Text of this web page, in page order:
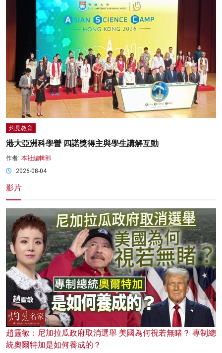
灼見教育
港大亞洲科學營 四諾獎得主與學生講解互動
作者: 本社編輯部
2026-08-04
影片
趙靈敏：尼加拉瓜政府取消選舉 美國為何視若無睹？ 專制總
統奧爾特加是如何養成的？